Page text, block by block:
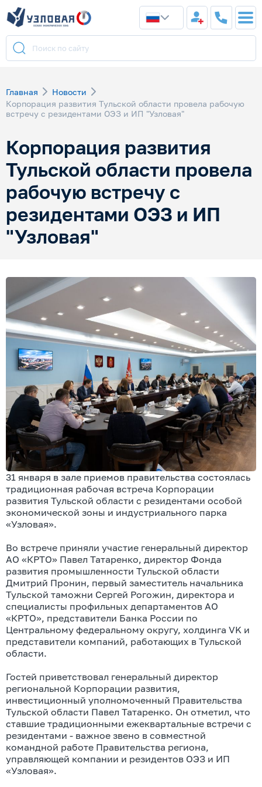
Главная
Новости
Корпорация развития Тульской области провела рабочую
встречу с резидентами ОЭЗ и ИП "Узловая"
Корпорация развития
Тульской области провела
рабочую встречу с
резидентами ОЭЗ и ИП
"Узловая"
31 января в зале приемов правительства состоялась
традиционная рабочая встреча Корпорации
развития Тульской области с резидентами особой
экономической зоны и индустриального парка
«Узловая».
Во встрече приняли участие генеральный директор
АО «КРТО» Павел Татаренко, директор Фонда
развития промышленности Тульской области
Дмитрий Пронин, первый заместитель начальника
Тульской таможни Сергей Рогожин, директора и
специалисты профильных департаментов АО
«КРТО», представители Банка России по
Центральному федеральному округу, холдинга VK и
представители компаний, работающих в Тульской
области.
Гостей приветствовал генеральный директор
региональной Корпорации развития,
инвестиционный уполномоченный Правительства
Тульской области Павел Татаренко. Он отметил, что
ставшие традиционными ежеквартальные встречи с
резидентами - важное звено в совместной
командной работе Правительства региона,
управляющей компании и резидентов ОЭЗ и ИП
«Узловая».